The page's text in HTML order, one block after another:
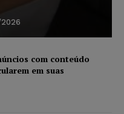
com conteúdo
em suas